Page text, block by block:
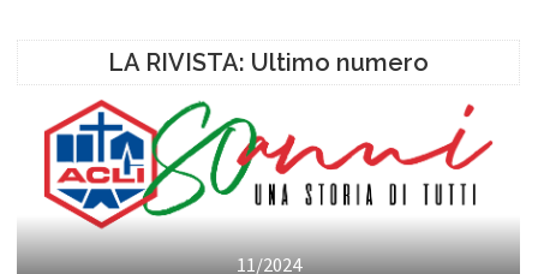
LA RIVISTA: Ultimo numero
11/2024